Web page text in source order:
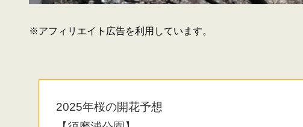
※アフィリエイト広告を利用しています。
2025年桜の開花予想